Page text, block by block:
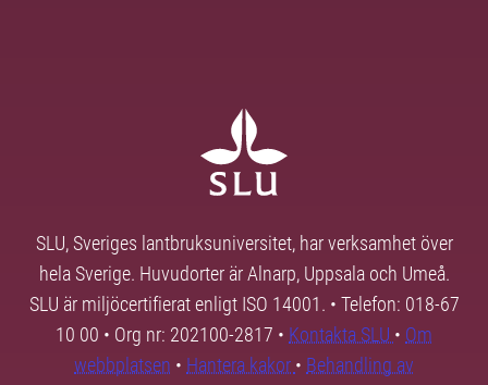
SLU, Sveriges lantbruksuniversitet, har verksamhet över
hela Sverige. Huvudorter är Alnarp, Uppsala och Umeå.
SLU är miljöcertifierat enligt ISO 14001. • Telefon: 018-67
10 00 • Org nr: 202100-2817 • Kontakta SLU • Om
webbplatsen • Hantera kakor • Behandling av